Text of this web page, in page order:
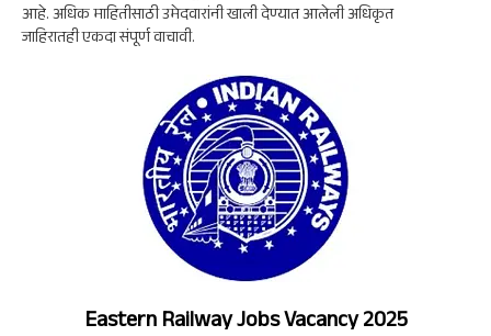
आहे. अधिक माहितीसाठी उमेदवारांनी खाली देण्यात आलेली अधिकृत
जाहिरातही एकदा संपूर्ण वाचावी.
Eastern Railway Jobs Vacancy 2025